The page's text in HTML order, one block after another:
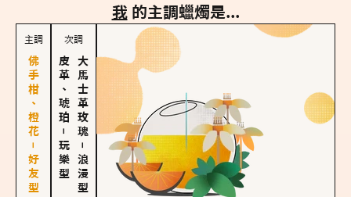
我 的主調蠟燭是...
主調
佛手柑、橙花－好友型
次調
皮革、琥珀
－
玩樂型
大馬士革玫瑰
－
浪漫型